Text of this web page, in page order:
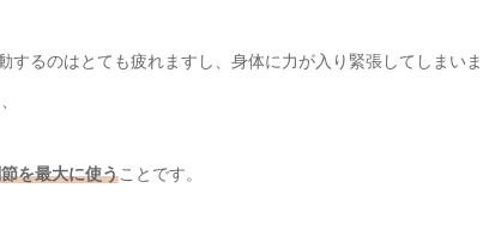
するのはとても疲れますし、身体に力が入り緊張してしまいま
を最大に使うことです。